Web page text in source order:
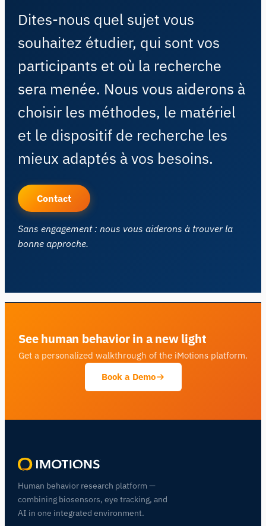
Dites-nous quel sujet vous
souhaitez étudier, qui sont vos
participants et où la recherche
sera menée. Nous vous aiderons à
choisir les méthodes, le matériel
et le dispositif de recherche les
mieux adaptés à vos besoins.
Contact
Sans engagement : nous vous aiderons à trouver la
bonne approche.
See human behavior in a new light
Get a personalized walkthrough of the iMotions platform.
Book a Demo
Human behavior research platform —
combining biosensors, eye tracking, and
AI in one integrated environment.